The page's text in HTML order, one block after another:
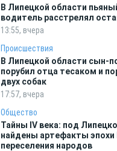
В Липецкой области
водитель расстрелял
13:55, вчера
Происшествия
В Липецкой области сын-
порубил отца тесаком и
двух собак
17:57, вчера
Общество
Тайны IV века: под
найдены артефакты эпохи
переселения народов